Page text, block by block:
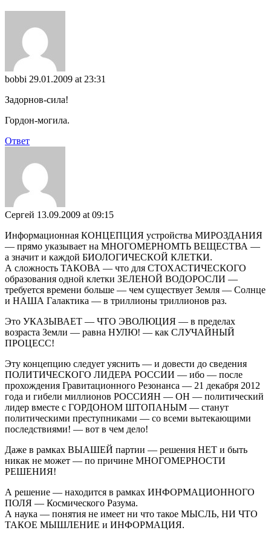
bobbi 29.01.2009 at 23:31
Задорнов-сила!
Гордон-могила.
Ответ
Сергей 13.09.2009 at 09:15
Информационная КОНЦЕПЦИЯ устройства МИРОЗДАНИЯ
— прямо указывает на МНОГОМЕРНОМТЬ ВЕЩЕСТВА —
а значит и каждой БИОЛОГИЧЕСКОЙ КЛЕТКИ.
А сложность ТАКОВА — что для СТОХАСТИЧЕСКОГО
образования одной клетки ЗЕЛЕНОЙ ВОДОРОСЛИ —
требуется времени больше — чем существует Земля — Солнце
и НАША Галактика — в триллионы триллионов раз.
Это УКАЗЫВАЕТ — ЧТО ЭВОЛЮЦИЯ — в пределах
возраста Земли — равна НУЛЮ! — как СЛУЧАЙНЫЙ
ПРОЦЕСС!
Эту концепцию следует уяснить — и довести до сведения
ПОЛИТИЧЕСКОГО ЛИДЕРА РОССИИ — ибо — после
прохождения Гравитационного Резонанса — 21 декабря 2012
года и гибели миллионов РОССИЯН — ОН — политический
лидер вместе с ГОРДОНОМ ШТОПАНЫМ — станут
политическими преступниками — со всеми вытекающими
последствиями! — вот в чем дело!
Даже в рамках ВЫАШЕЙ партии — решения НЕТ и быть
никак не может — по причине МНОГОМЕРНОСТИ
РЕШЕНИЯ!
А решение — находится в рамках ИНФОРМАЦИОННОГО
ПОЛЯ — Космического Разума.
А наука — понятия не имеет ни что такое МЫСЛЬ, НИ ЧТО
ТАКОЕ МЫШЛЕНИЕ и ИНФОРМАЦИЯ.